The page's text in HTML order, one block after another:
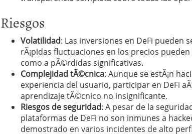
Riesgos
Volatilidad: Las inversiones en DeFi pueden
rÃ¡pidas fluctuaciones en los precios
como a pÃ©rdidas significativas.
Complejidad tÃ©cnica: Aunque se estÃ¡n
experiencia del usuario, participar en DeFi
aprendizaje tÃ©cnico no insignificante.
Riesgos de seguridad: A pesar de la
plataformas de DeFi no son inmunes a
demostrado en varios incidentes de alto